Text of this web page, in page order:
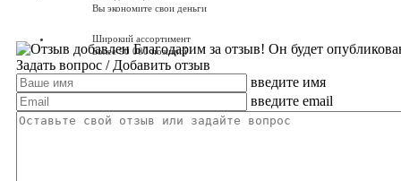
Вы экономите свои деньги
Широкий ассортимент
Более 90 000 позиций
Доставка по России от 250 руб.
Вопросы? Звоните!
Благодарим за отзыв! Он будет
Задать вопрос / Добавить отзыв
введите имя
введите email